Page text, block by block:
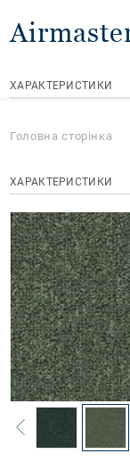
ХАРАКТЕРИСТИКИ
Головна сторінка
ХАРАКТЕРИСТИКИ